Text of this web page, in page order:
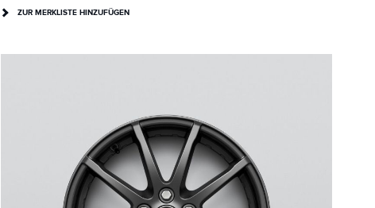
ZUR MERKLISTE HINZUFÜGEN